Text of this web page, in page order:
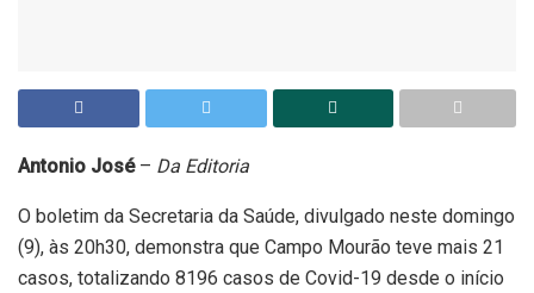
Antonio José– Da Editoria
O boletim da Secretaria da Saúde, divulgado neste domingo
(9), às 20h30, demonstra que Campo Mourão teve mais 21
casos, totalizando 8196 casos de Covid-19 desde o início